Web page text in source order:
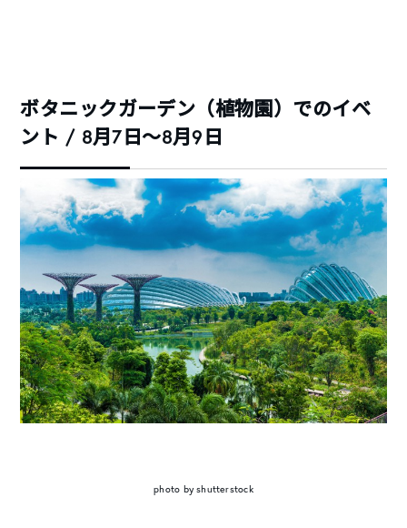
ボタニックガーデン（植物園）でのイベ
ント / 8月7日～8月9日
photo by shutterstock